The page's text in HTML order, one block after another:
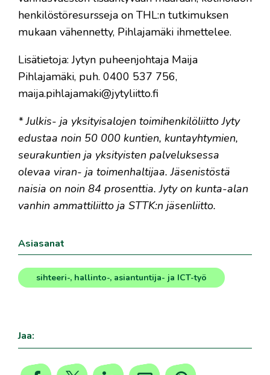
henkilöstöresursseja on THL:n tutkimuksen
mukaan vähennetty, Pihlajamäki ihmettelee.
Lisätietoja: Jytyn puheenjohtaja Maija
Pihlajamäki, puh. 0400 537 756,
maija.pihlajamaki@jytyliitto.fi
* Julkis- ja yksityisalojen toimihenkilöliitto Jyty
edustaa noin 50 000 kuntien, kuntayhtymien,
seurakuntien ja yksityisten palveluksessa
olevaa viran- ja toimenhaltijaa. Jäsenistöstä
naisia on noin 84 prosenttia. Jyty on kunta-alan
vanhin ammattiliitto ja STTK:n jäsenliitto.
Asiasanat
sihteeri-, hallinto-, asiantuntija- ja ICT-työ
Jaa: